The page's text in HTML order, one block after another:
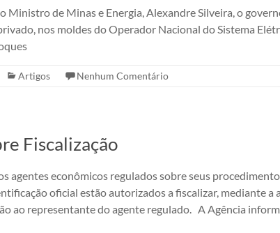
Ministro de Minas e Energia, Alexandre Silveira, o
nos moldes do Operador Nacional do Sistema
Artigos Nenhum Comentário
Fiscalização
agentes econômicos regulados sobre seus
oficial estão autorizados a fiscalizar, mediante a
ao representante do agente regulado. A Agência